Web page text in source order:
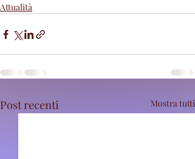
Attualità
Post recenti Mostra tutti